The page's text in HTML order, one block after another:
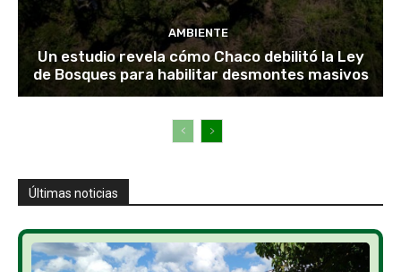
AMBIENTE
Un estudio revela cómo Chaco debilitó la Ley
de Bosques para habilitar desmontes masivos
Últimas noticias